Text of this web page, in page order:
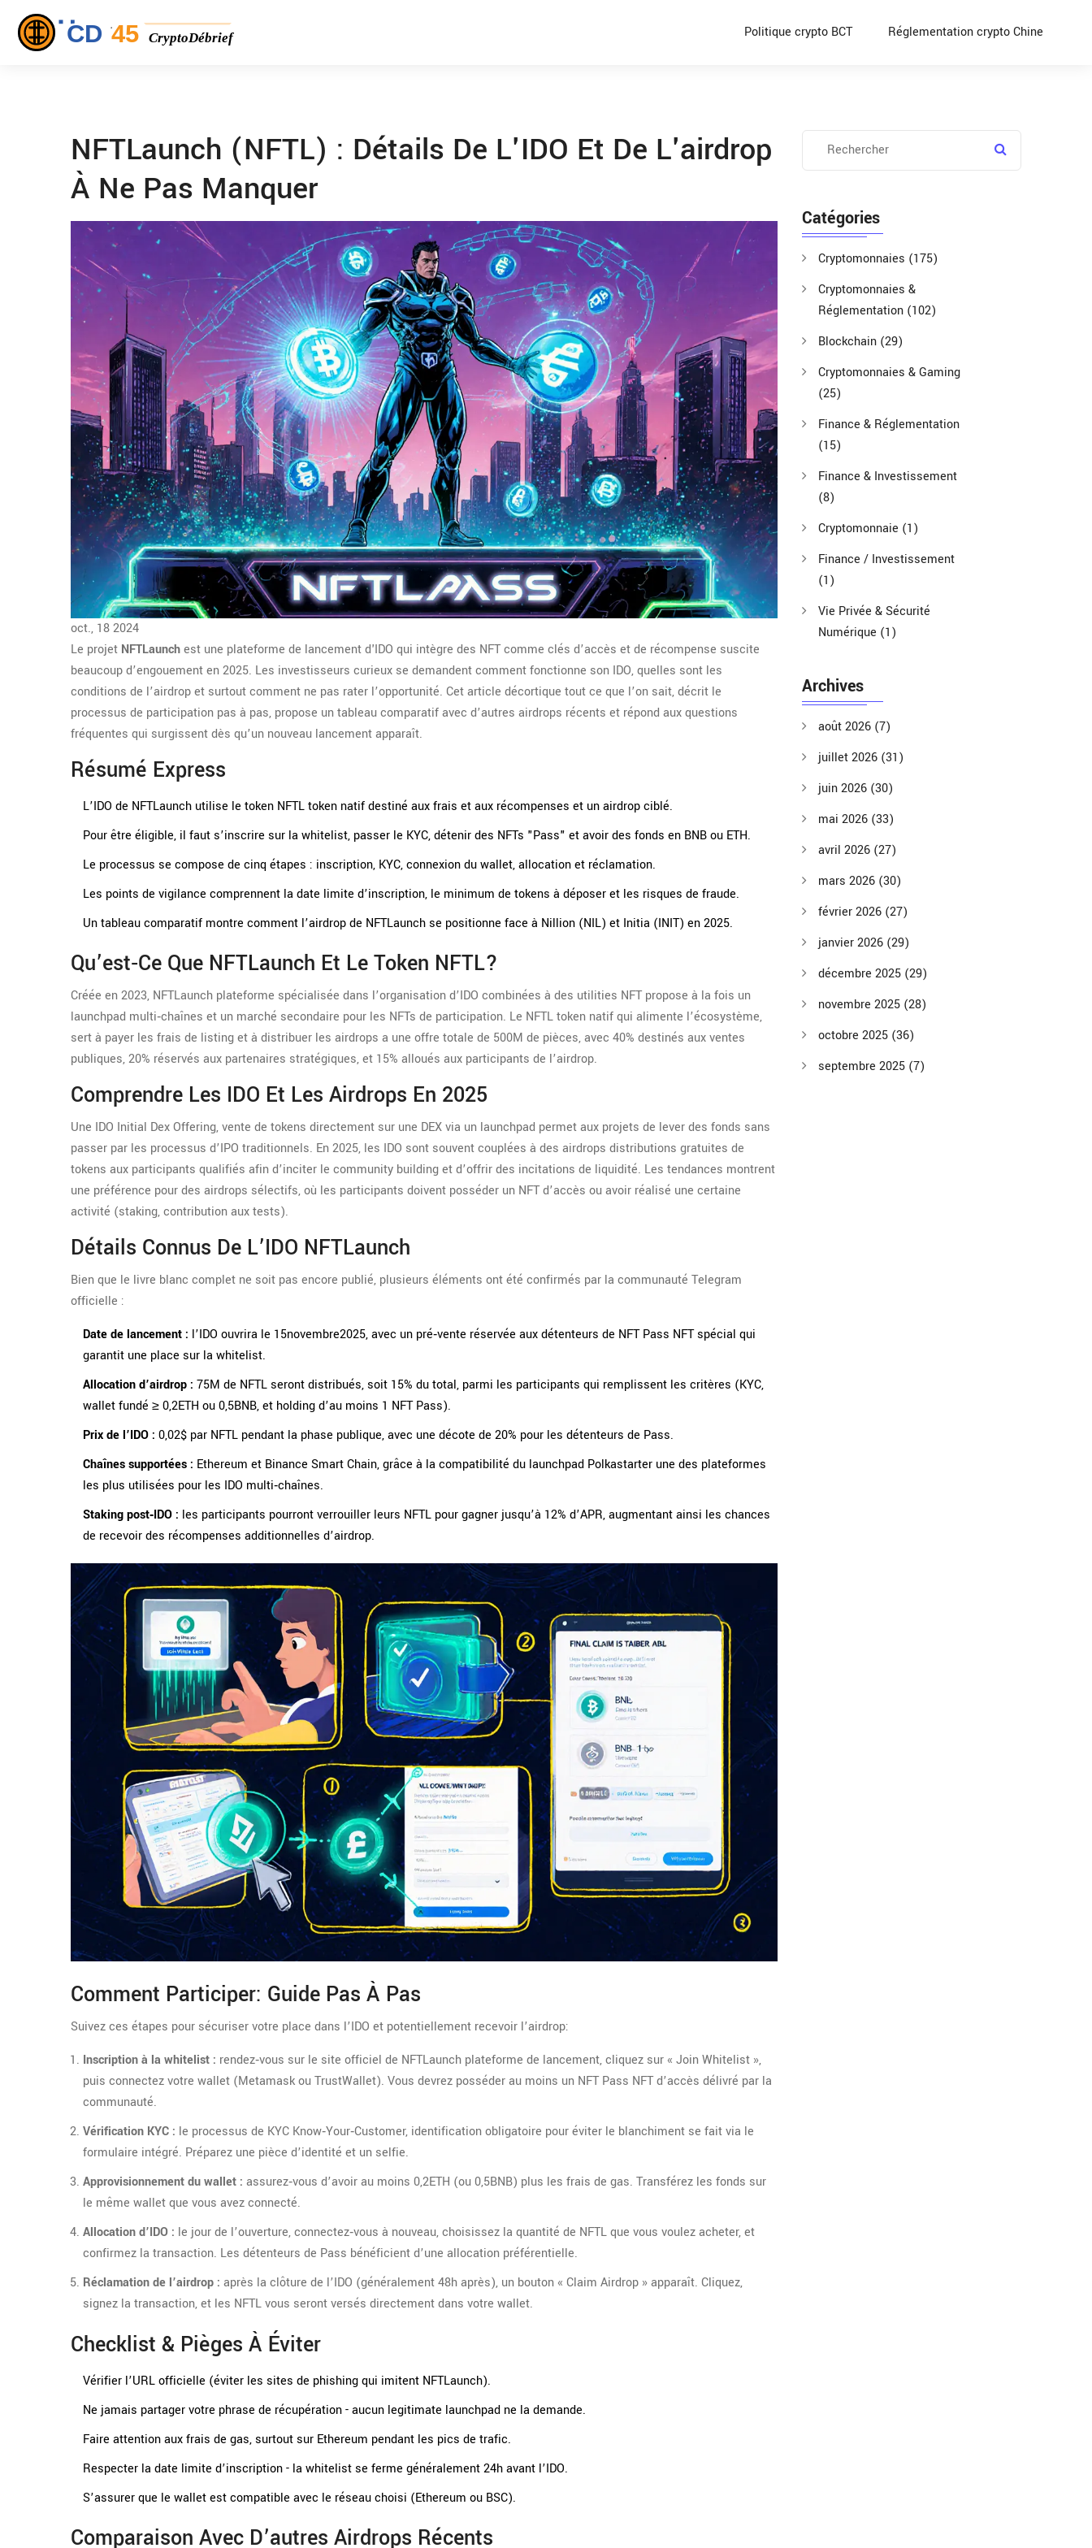
Politique crypto BCT Réglementation crypto Chine
NFTLaunch (NFTL) : Détails De L'IDO Et De L'airdrop
À Ne Pas Manquer
oct., 18 2024
Le projet NFTLaunchest une plateforme de lancement d'IDO qui intègre des NFT comme clés d’accès et de récompense suscite
beaucoup d’engouement en 2025. Les investisseurs curieux se demandent comment fonctionne son IDO, quelles sont les
conditions de l’airdrop et surtout comment ne pas rater l’opportunité. Cet article décortique tout ce que l’on sait, décrit le
processus de participation pas à pas, propose un tableau comparatif avec d’autres airdrops récents et répond aux questions
fréquentes qui surgissent dès qu’un nouveau lancement apparaît.
Résumé Express
L’IDO de NFTLaunch utilise le token NFTLtoken natif destiné aux frais et aux récompenses et un airdrop ciblé.
Pour être éligible, il faut s’inscrire sur la whitelist, passer le KYC, détenir des NFTs "Pass" et avoir des fonds en BNB ou ETH.
Le processus se compose de cinq étapes : inscription, KYC, connexion du wallet, allocation et réclamation.
Les points de vigilance comprennent la date limite d’inscription, le minimum de tokens à déposer et les risques de fraude.
Un tableau comparatif montre comment l’airdrop de NFTLaunch se positionne face à Nillion (NIL) et Initia (INIT) en 2025.
Qu’est‑ce Que NFTLaunch Et Le Token NFTL?
Créée en 2023, NFTLaunch plateforme spécialisée dans l’organisation d’IDO combinées à des utilities NFTpropose à la fois un
launchpad multi‑chaînes et un marché secondaire pour les NFTs de participation. Le NFTLtoken natif qui alimente l’écosystème,
sert à payer les frais de listing et à distribuer les airdrops a une offre totale de 500M de pièces, avec 40% destinés aux ventes
publiques, 20% réservés aux partenaires stratégiques, et 15% alloués aux participants de l’airdrop.
Comprendre Les IDO Et Les Airdrops En 2025
Une IDO Initial Dex Offering, vente de tokens directement sur une DEX via un launchpad permet aux projets de lever des fonds sans
passer par les processus d’IPO traditionnels. En 2025, les IDO sont souvent couplées à des airdrops distributions gratuites de
tokens aux participants qualifiés afin d’inciter le community building et d’offrir des incitations de liquidité. Les tendances montrent
une préférence pour des airdrops sélectifs, où les participants doivent posséder un NFT d’accès ou avoir réalisé une certaine
activité (staking, contribution aux tests).
Détails Connus De L’IDO NFTLaunch
Bien que le livre blanc complet ne soit pas encore publié, plusieurs éléments ont été confirmés par la communauté Telegram
officielle :
Date de lancement : l’IDO ouvrira le 15novembre2025, avec un pré‑vente réservée aux détenteurs de NFT Pass NFT spécial qui
garantit une place sur la whitelist.
Allocation d’airdrop : 75M de NFTL seront distribués, soit 15% du total, parmi les participants qui remplissent les critères (KYC,
wallet fundé ≥ 0,2ETH ou 0,5BNB, et holding d’au moins 1 NFT Pass).
Prix de l’IDO : 0,02$ par NFTL pendant la phase publique, avec une décote de 20% pour les détenteurs de Pass.
Chaînes supportées : Ethereum et Binance Smart Chain, grâce à la compatibilité du launchpad Polkastarter une des plateformes
les plus utilisées pour les IDO multi‑chaînes.
Staking post‑IDO : les participants pourront verrouiller leurs NFTL pour gagner jusqu’à 12% d’APR, augmentant ainsi les chances
de recevoir des récompenses additionnelles d’airdrop.
Comment Participer: Guide Pas À Pas
Suivez ces étapes pour sécuriser votre place dans l’IDO et potentiellement recevoir l’airdrop:
Inscription à la whitelist : rendez‑vous sur le site officiel de NFTLaunch plateforme de lancement, cliquez sur « Join Whitelist »,
puis connectez votre wallet (Metamask ou TrustWallet). Vous devrez posséder au moins un NFT Pass NFT d’accès délivré par la
communauté.
Vérification KYC : le processus de KYC Know‑Your‑Customer, identification obligatoire pour éviter le blanchiment se fait via le
formulaire intégré. Préparez une pièce d’identité et un selfie.
Approvisionnement du wallet : assurez‑vous d’avoir au moins 0,2ETH (ou 0,5BNB) plus les frais de gas. Transférez les fonds sur
le même wallet que vous avez connecté.
Allocation d’IDO : le jour de l’ouverture, connectez‑vous à nouveau, choisissez la quantité de NFTL que vous voulez acheter, et
confirmez la transaction. Les détenteurs de Pass bénéficient d’une allocation préférentielle.
Réclamation de l’airdrop : après la clôture de l’IDO (généralement 48h après), un bouton « Claim Airdrop » apparaît. Cliquez,
signez la transaction, et les NFTL vous seront versés directement dans votre wallet.
Checklist & Pièges À Éviter
Vérifier l’URL officielle (éviter les sites de phishing qui imitent NFTLaunch).
Ne jamais partager votre phrase de récupération - aucun legitimate launchpad ne la demande.
Faire attention aux frais de gas, surtout sur Ethereum pendant les pics de trafic.
Respecter la date limite d’inscription - la whitelist se ferme généralement 24h avant l’IDO.
S’assurer que le wallet est compatible avec le réseau choisi (Ethereum ou BSC).
Comparaison Avec D’autres Airdrops Récents
Catégories
Cryptomonnaies (175)
Cryptomonnaies &
Réglementation (102)
Blockchain (29)
Cryptomonnaies & Gaming
(25)
Finance & Réglementation
(15)
Finance & Investissement
(8)
Cryptomonnaie (1)
Finance / Investissement
(1)
Vie Privée & Sécurité
Numérique (1)
Archives
août 2026 (7)
juillet 2026 (31)
juin 2026 (30)
mai 2026 (33)
avril 2026 (27)
mars 2026 (30)
février 2026 (27)
janvier 2026 (29)
décembre 2025 (29)
novembre 2025 (28)
octobre 2025 (36)
septembre 2025 (7)